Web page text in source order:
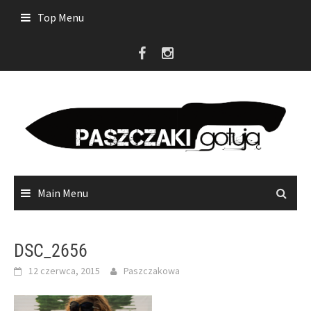
Top Menu
Main Menu
DSC_2656
12 czerwca, 2015 Paszczakowa